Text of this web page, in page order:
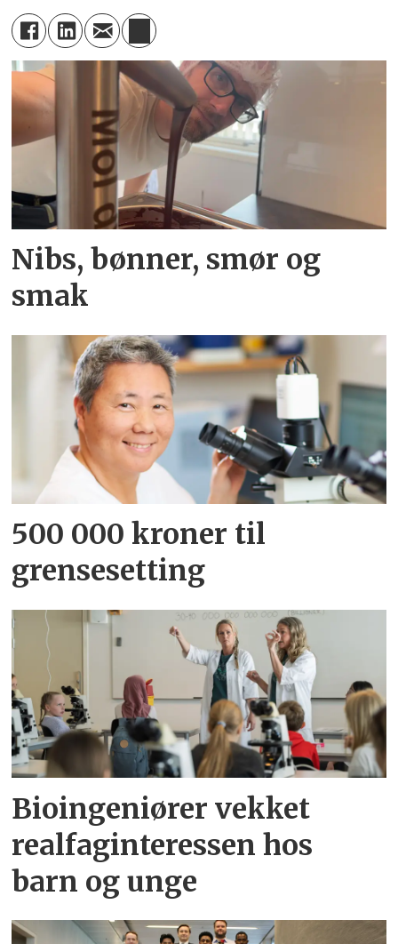
Nibs, bønner, smør og
smak
500 000 kroner til
grensesetting
Bioingeniører vekket
realfaginteressen hos
barn og unge